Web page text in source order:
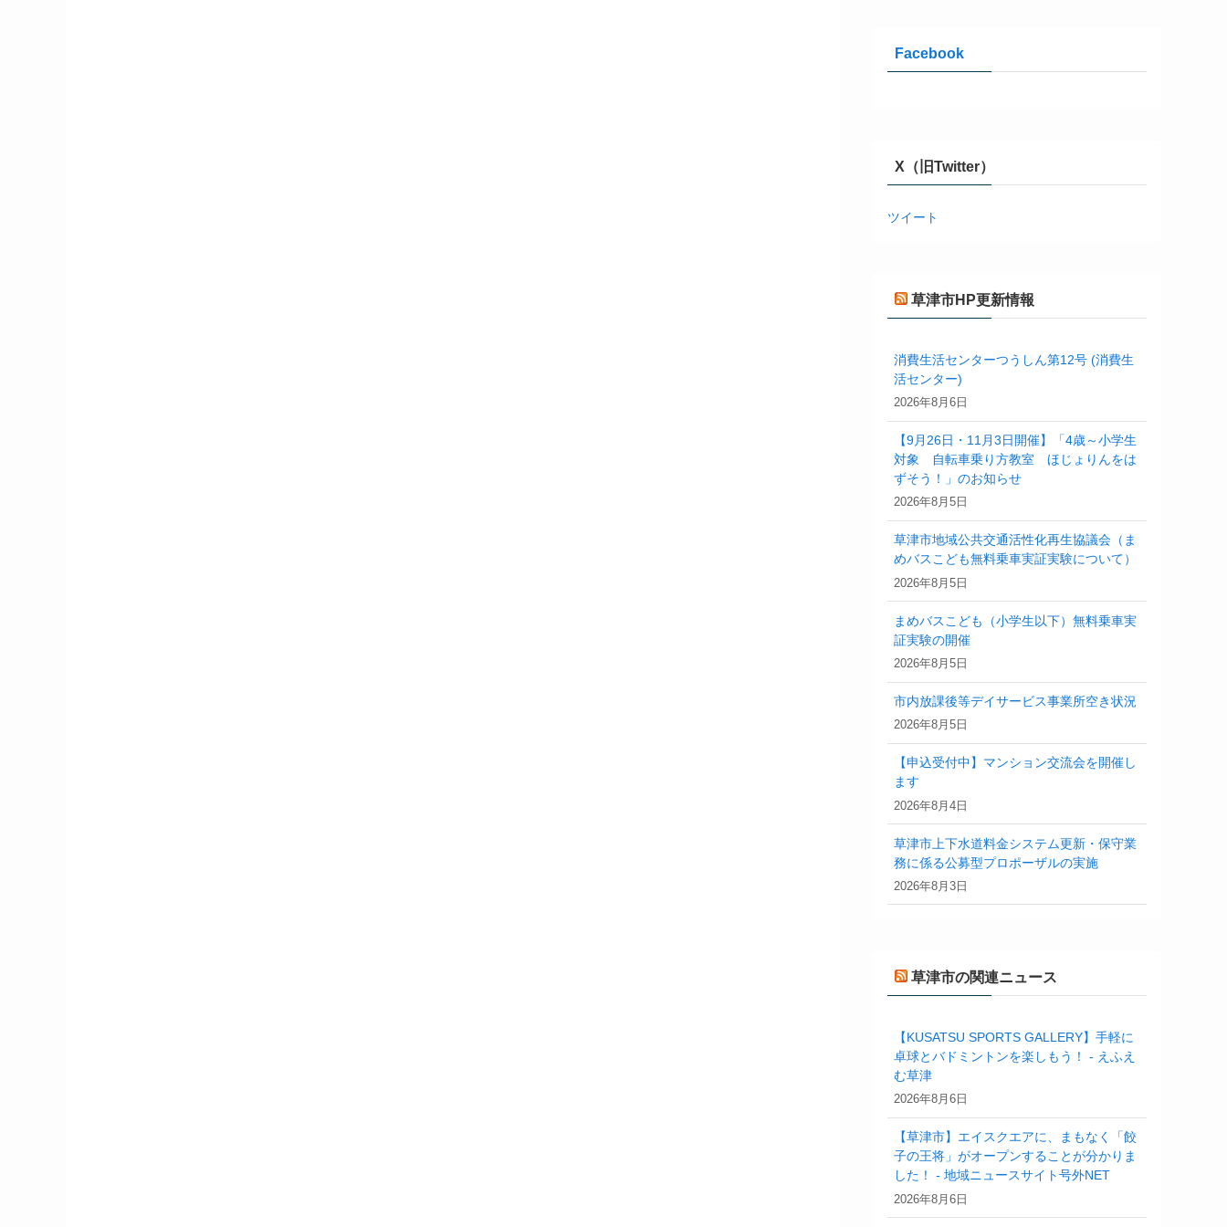
Facebook
X（旧Twitter）
ツイート
草津市HP更新情報
消費生活センターつうしん第12号 (消費生
活センター)
2026年8月6日
【9月26日・11月3日開催】「4歳～小学生
対象 自転車乗り方教室 ほじょりんをは
ずそう！」のお知らせ
2026年8月5日
草津市地域公共交通活性化再生協議会（ま
めバスこども無料乗車実証実験について）
2026年8月5日
まめバスこども（小学生以下）無料乗車実
証実験の開催
2026年8月5日
市内放課後等デイサービス事業所空き状況
2026年8月5日
【申込受付中】マンション交流会を開催し
ます
2026年8月4日
草津市上下水道料金システム更新・保守業
務に係る公募型プロポーザルの実施
2026年8月3日
草津市の関連ニュース
【KUSATSU SPORTS GALLERY】手軽に
卓球とバドミントンを楽しもう！ - えふえ
む草津
2026年8月6日
【草津市】エイスクエアに、まもなく「餃
子の王将」がオープンすることが分かりま
した！ - 地域ニュースサイト号外NET
2026年8月6日